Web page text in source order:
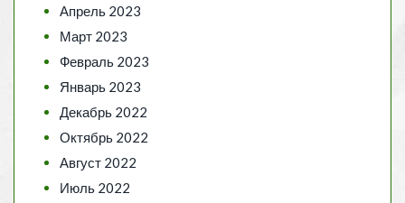
Апрель 2023
Март 2023
Февраль 2023
Январь 2023
Декабрь 2022
Октябрь 2022
Август 2022
Июль 2022